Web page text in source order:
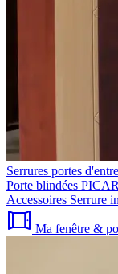
Serrures portes
Porte blindées
Accessoires Serrure
Ma fenêtre &